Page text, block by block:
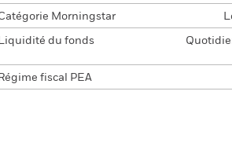
Morningstar
Liquidité du fonds
Régime fiscal PEA